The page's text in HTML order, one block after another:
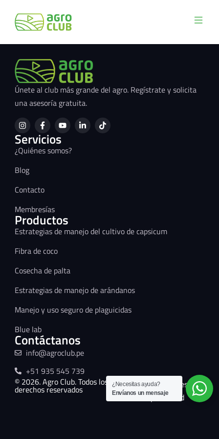
Únete al club más grande del agro. Regístrate y solicita
una asesoría gratuita.
Servicios
¿Quiénes somos?
Blog
Contacto
Membresías
Productos
Estrategias de manejo del cultivo de capsicum
Fibra de coco
Cosecha de palta
Estrategias de manejo de arándanos
Manejo y uso seguro de plaguicidas
Blue lab
Contáctanos
info@agroclub.pe
+51 935 545 739
© 2026. Agro Club. Todos los
derechos reservados
Términos y condiciones
Políticas de privacidad
¿Necesitas ayuda?
Envíanos un mensaje